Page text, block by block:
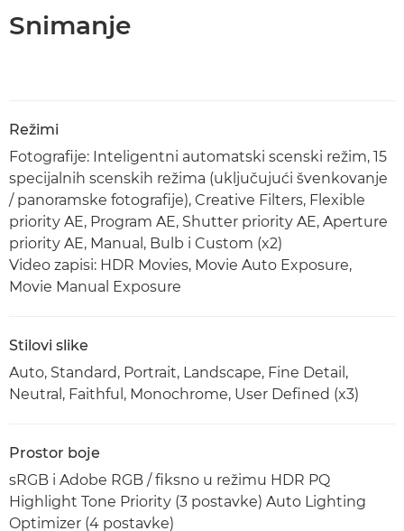
Snimanje
Režimi
Fotografije: Inteligentni automatski scenski režim, 15
specijalnih scenskih režima (uključujući švenkovanje
/ panoramske fotografije), Creative Filters, Flexible
priority AE, Program AE, Shutter priority AE, Aperture
priority AE, Manual, Bulb i Custom (x2)
Video zapisi: HDR Movies, Movie Auto Exposure,
Movie Manual Exposure
Stilovi slike
Auto, Standard, Portrait, Landscape, Fine Detail,
Neutral, Faithful, Monochrome, User Defined (x3)
Prostor boje
sRGB i Adobe RGB / fiksno u režimu HDR PQ
Highlight Tone Priority (3 postavke) Auto Lighting
Optimizer (4 postavke)